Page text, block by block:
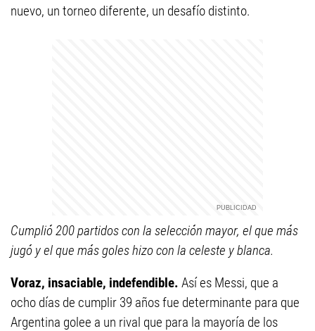
nuevo, un torneo diferente, un desafío distinto.
Cumplió 200 partidos con la selección mayor, el que más
jugó y el que más goles hizo con la celeste y blanca.
Voraz, insaciable, indefendible. Así es Messi, que a
ocho días de cumplir 39 años fue determinante para que
Argentina golee a un rival que para la mayoría de los